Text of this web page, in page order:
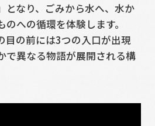
となり、ごみから水へ、水か
への循環を体験します。
目の前には3つの入口が出現
で異なる物語が展開される構